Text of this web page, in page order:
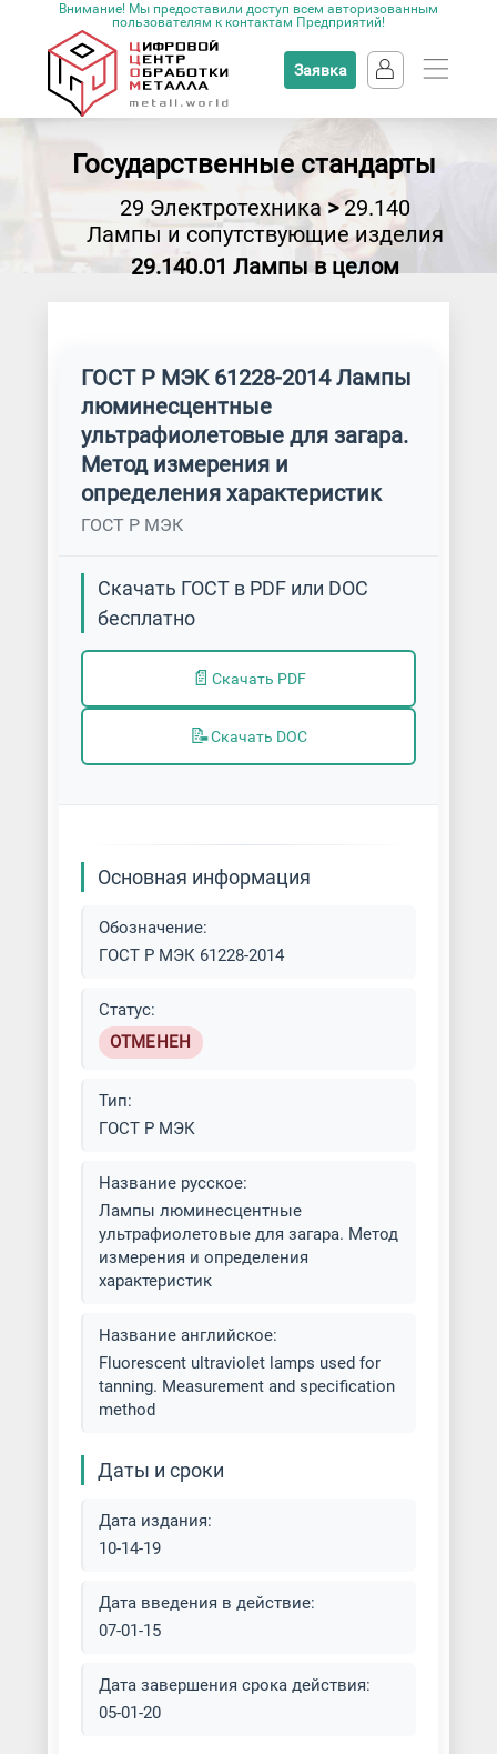
Внимание! Мы предоставили доступ всем авторизованным
пользователям к контактам Предприятий!
Заявка
Государственные стандарты
29 Электротехника>29.140
Лампы и сопутствующие изделия
29.140.01 Лампы в целом
ГОСТ Р МЭК 61228-2014 Лампы
люминесцентные
ультрафиолетовые для загара.
Метод измерения и
определения характеристик
ГОСТ Р МЭК
Скачать ГОСТ в PDF или DOC
бесплатно
📄 Скачать PDF
📝Скачать DOC
Основная информация
Обозначение:
ГОСТ Р МЭК 61228-2014
Статус:
ОТМЕНЕН
Тип:
ГОСТ Р МЭК
Название русское:
Лампы люминесцентные
ультрафиолетовые для загара. Метод
измерения и определения
характеристик
Название английское:
Fluorescent ultraviolet lamps used for
tanning. Measurement and specification
method
Даты и сроки
Дата издания:
10-14-19
Дата введения в действие:
07-01-15
Дата завершения срока действия:
05-01-20